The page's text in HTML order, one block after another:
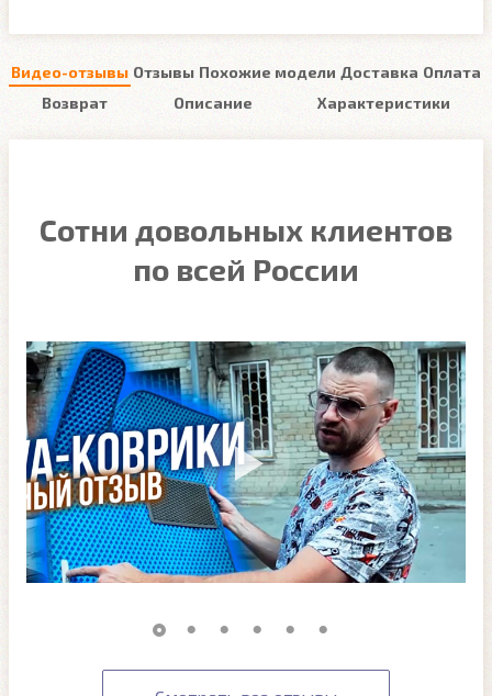
Видео-отзывы Отзывы Похожие модели Доставка Оплата
Возврат
Описание Характеристики
Сотни довольных клиентов
по всей России